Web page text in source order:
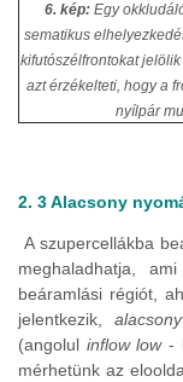
6. kép:Egy
sematikus
kifutószélfrontokat
azt érzékelteti, hogy a
nyílpár
2. 3 Alacsony
A szupercellákba
meghaladhatja,
beáramlási régiót,
jelentkezik,
(angolul inflow low-
mérhetünk az